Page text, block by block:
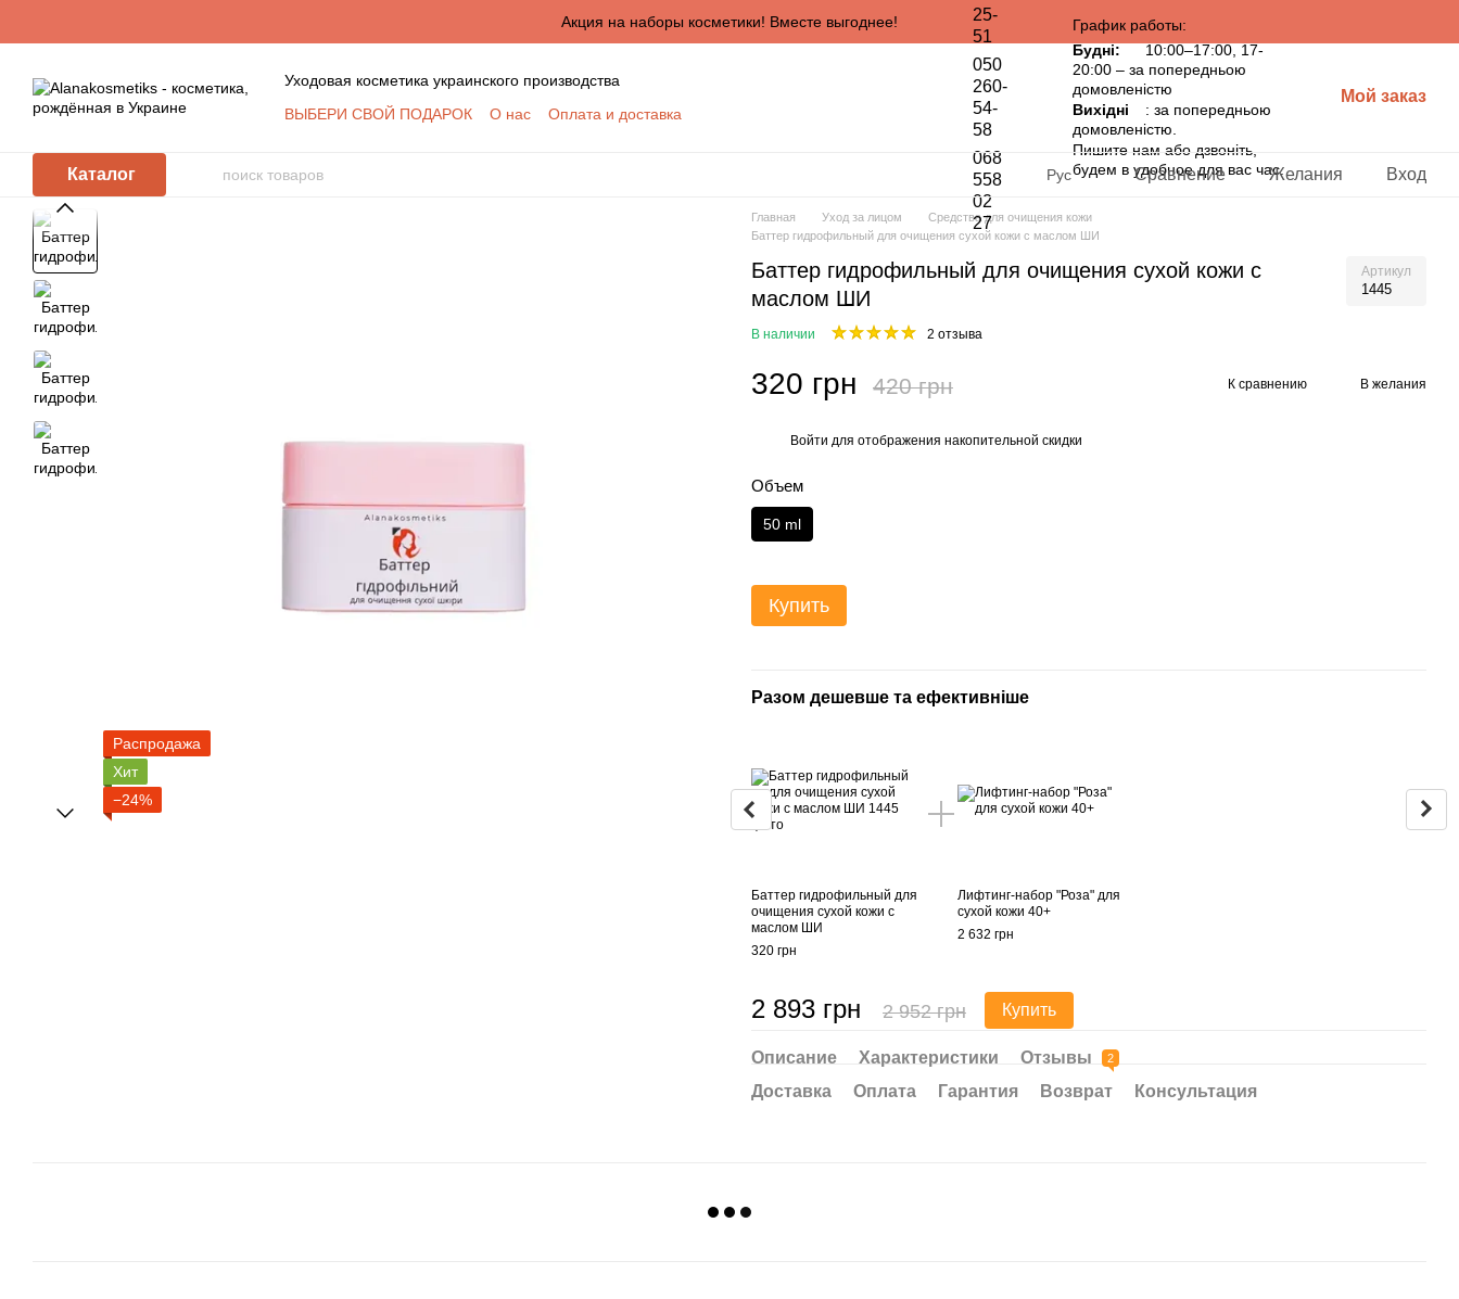
Акция на наборы косметики! Вместе выгоднее!
Уходовая косметика украинского производства
ВЫБЕРИ СВОЙ ПОДАРОК
О нас
Оплата и доставка
Косметика оптом: условия сотрудничества для оптовых покупателей
25-
51
050
260-
54-
58
068
558
02
27
График работы:
Будні:
10:00–17:00, 17-
20:00 – за попередньою
домовленістю
Вихідні
: за попередньою
домовленістю.
Пишите нам або дзвоніть,
будем в удобное для вас час.
Мой заказ
Каталог Рус Сравнение Желания Вход
Распродажа
Хит
−24%
Главная Уход за лицом
Средства для очищения кожи
Баттер гидрофильный для очищения сухой кожи с маслом ШИ
Баттер гидрофильный для очищения сухой кожи с
маслом ШИ
Артикул
1445
В наличии 2 отзыва
320 грн 420 грн К сравнению В желания
Войти для отображения накопительной скидки
Объем
50 ml
Купить
Разом дешевше та ефективніше
Баттер гидрофильный для
очищения сухой кожи с
маслом ШИ
320 грн
Лифтинг-набор "Роза" для
сухой кожи 40+
2 632 грн
2 893 грн 2 952 грн Купить
Описание Характеристики Отзывы 2
Доставка Оплата Гарантия Возврат Консультация